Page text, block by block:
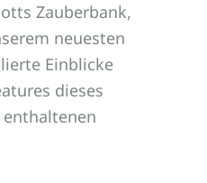
Zauberbank,
neuesten
Einblicke
dieses